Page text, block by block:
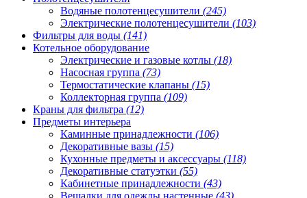
Водяные полотенцесушители (245)
Электрические полотенцесушители (103)
Фильтры для воды (141)
Котельное оборудование
Электрические и газовые котлы (18)
Насосная группа (73)
Термостатические клапаны (15)
Коллекторная группа (109)
Краны для фильтра (12)
Предметы интерьера
Каминные принадлежности (106)
Декоративные вазы (15)
Кухонные предметы и аксессуары (118)
Декоративные статуэтки (55)
Кабинетные принадлежности (43)
Вешалки для одежды настенные (43)